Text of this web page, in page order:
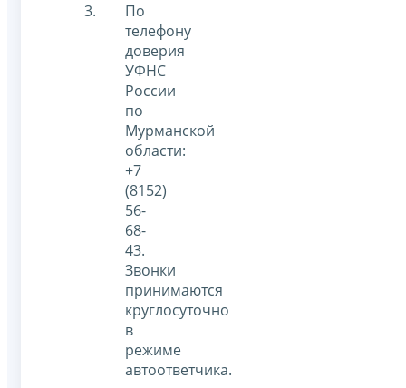
По
телефону
доверия
УФНС
России
по
Мурманской
области:
+7
(8152)
56-
68-
43.
Звонки
принимаются
круглосуточно
в
режиме
автоответчика.